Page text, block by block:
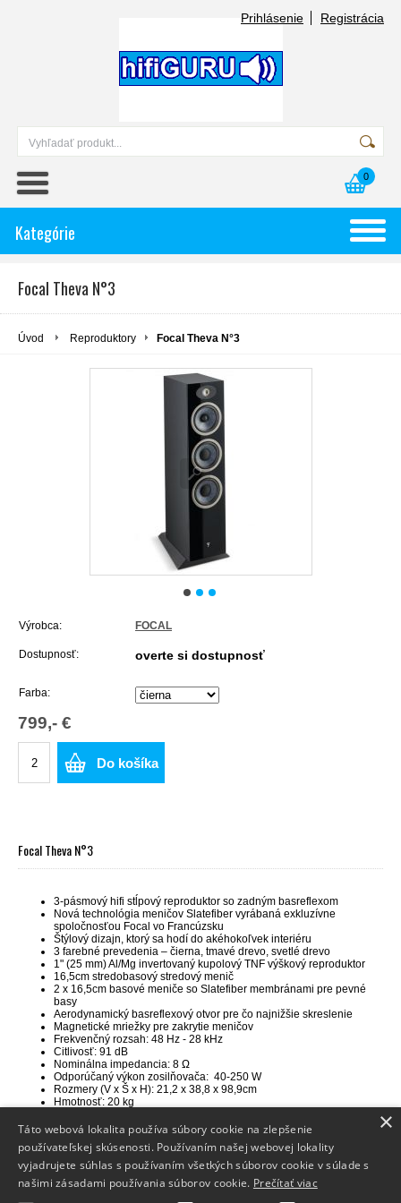
Prihlásenie Registrácia
0
Kategórie
Focal Theva N°3
Úvod Reproduktory Focal Theva N°3
Výrobca: FOCAL
Dostupnosť: overte si dostupnosť
Farba:
799,- €
Do košíka
Focal Theva N°3
3-pásmový hifi stĺpový reproduktor so zadným basreflexom
Nová technológia meničov Slatefiber vyrábaná exkluzívne
spoločnosťou Focal vo Francúzsku
Štýlový dizajn, ktorý sa hodí do akéhokoľvek interiéru
3 farebné prevedenia – čierna, tmavé drevo, svetlé drevo
1" (25 mm) Al/Mg invertovaný kupolový TNF výškový reproduktor
16,5cm stredobasový stredový menič
2 x 16,5cm basové meniče so Slatefiber membránami pre pevné
basy
Aerodynamický basreflexový otvor pre čo najnižšie skreslenie
Magnetické mriežky pre zakrytie meničov
Frekvenčný rozsah: 48 Hz - 28 kHz
Citlivosť: 91 dB
Nominálna impedancia: 8 Ω
Odporúčaný výkon zosilňovača: 40-250 W
Rozmery (V x Š x H): 21,2 x 38,8 x 98,9cm
Hmotnosť: 20 kg
Info
×
Táto webová lokalita používa súbory cookie na zlepšenie
používateľskej skúsenosti. Používaním našej webovej lokality
vyjadrujete súhlas s používaním všetkých súborov cookie v súlade s
našimi zásadami používania súborov cookie. Prečítať viac